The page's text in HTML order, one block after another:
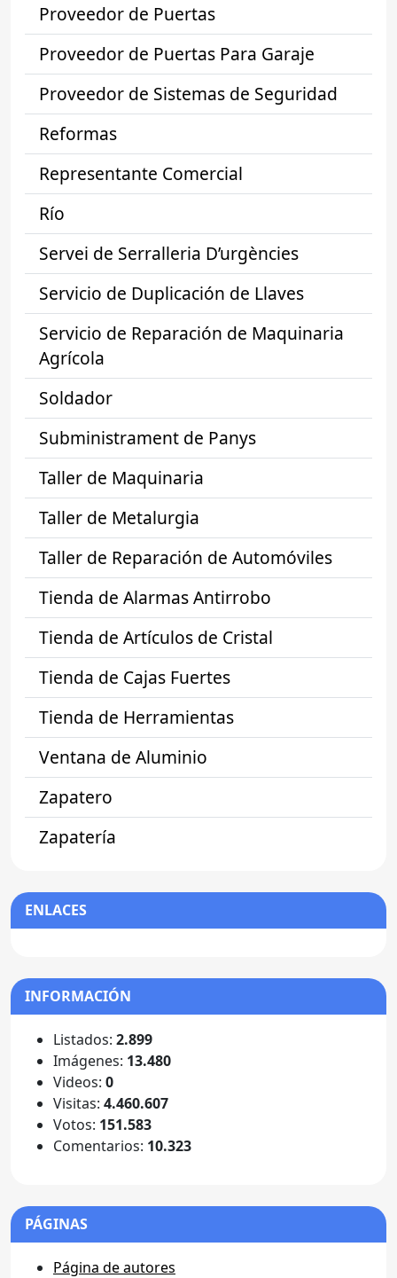
Proveedor de Puertas
Proveedor de Puertas Para Garaje
Proveedor de Sistemas de Seguridad
Reformas
Representante Comercial
Río
Servei de Serralleria D’urgències
Servicio de Duplicación de Llaves
Servicio de Reparación de Maquinaria
Agrícola
Soldador
Subministrament de Panys
Taller de Maquinaria
Taller de Metalurgia
Taller de Reparación de Automóviles
Tienda de Alarmas Antirrobo
Tienda de Artículos de Cristal
Tienda de Cajas Fuertes
Tienda de Herramientas
Ventana de Aluminio
Zapatero
Zapatería
ENLACES
INFORMACIÓN
Listados: 2.899
Imágenes: 13.480
Videos: 0
Visitas: 4.460.607
Votos: 151.583
Comentarios: 10.323
PÁGINAS
Página de autores